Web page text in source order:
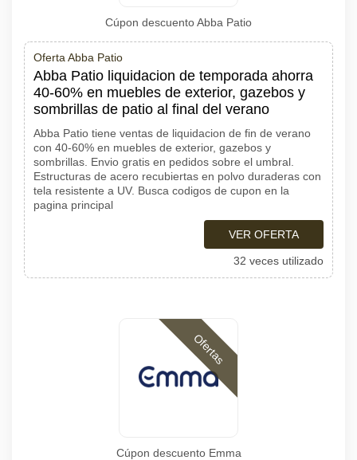
Cúpon descuento Abba Patio
Oferta Abba Patio
Abba Patio liquidacion de temporada ahorra
40-60% en muebles de exterior, gazebos y
sombrillas de patio al final del verano
Abba Patio tiene ventas de liquidacion de fin de verano
con 40-60% en muebles de exterior, gazebos y
sombrillas. Envio gratis en pedidos sobre el umbral.
Estructuras de acero recubiertas en polvo duraderas con
tela resistente a UV. Busca codigos de cupon en la
pagina principal
VER OFERTA
32 veces utilizado
Ofertas
Cúpon descuento Emma